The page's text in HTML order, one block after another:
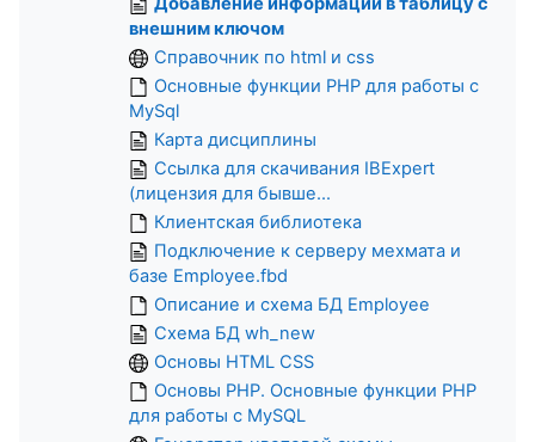
внешним ключом
Справочник по html и css
Основные функции PHP для работы с
MySql
Карта дисциплины
Ссылка для скачивания IBExpert
(лицензия для бывше...
Клиентская библиотека
Подключение к серверу мехмата и
базе Employee.fbd
Описание и схема БД Employee
Схема БД wh_new
Основы HTML CSS
Основы PHP. Основные функции PHP
для работы с MySQL